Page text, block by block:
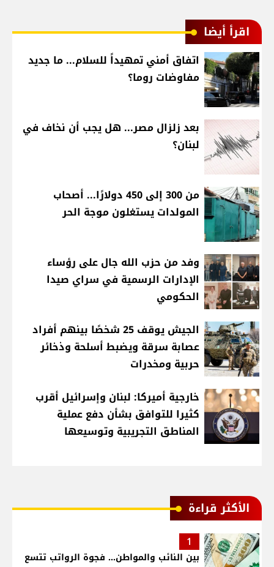
اقرأ أيضا
اتفاق أمني تمهيداً للسلام... ما جديد
مفاوضات روما؟
بعد زلزال مصر... هل يجب أن نخاف في
لبنان؟
من 300 إلى 450 دولارًا... أصحاب
المولدات يستغلون موجة الحر
وفد من حزب الله جال على رؤساء
الإدارات الرسمية في سراي صيدا
الحكومي
الجيش يوقف 25 شخصًا بينهم أفراد
عصابة سرقة ويضبط أسلحة وذخائر
حربية ومخدرات
خارجية أميركا: لبنان وإسرائيل أقرب
كثيرا للتوافق بشأن دفع عملية
المناطق التجريبية وتوسيعها
الأكثر قراءة
1
بين النائب والمواطن... فجوة الرواتب تتسع